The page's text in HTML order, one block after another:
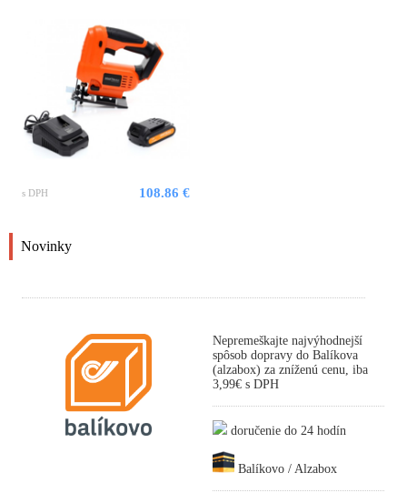
s DPH 108.86 €
Novinky
Nepremeškajte najvýhodnejší
spôsob dopravy do Balíkova
(alzabox) za zníženú cenu, iba
3,99€ s DPH
doručenie do 24 hodín
Balíkovo / Alzabox